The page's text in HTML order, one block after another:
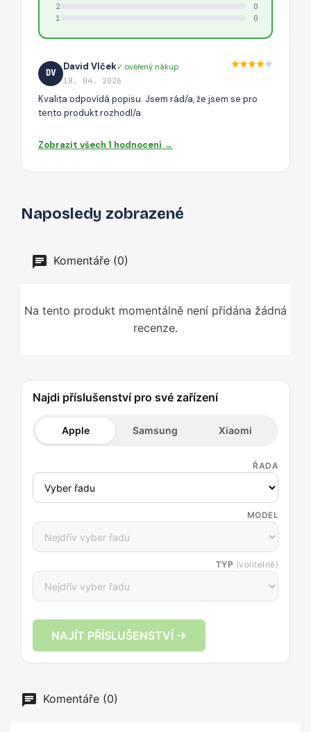
2
0
1
0
DV
David Vlček✓ ověřený nákup
18. 04. 2026
Kvalita odpovídá popisu. Jsem rád/a, že jsem se pro
tento produkt rozhodl/a.
Zobrazit všech 1 hodnocení →
Naposledy zobrazené
Komentáře (0)
Na tento produkt momentálně není přidána žádná
recenze.
Najdi příslušenství pro své zařízení
Apple Samsung Xiaomi
ŘADA
MODEL
TYP (volitelně)
NAJÍT PŘÍSLUŠENSTVÍ →
Komentáře (0)